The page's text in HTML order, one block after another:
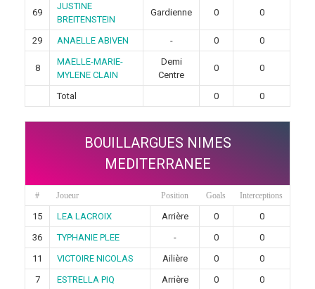
69
JUSTINE
BREITENSTEIN
Gardienne 0 0
29 ANAELLE ABIVEN - 0 0
8
MAELLE-MARIE-
MYLENE CLAIN
Demi
Centre
0 0
Total 0 0
BOUILLARGUES NIMES
MEDITERRANEE
# Joueur Position Goals Interceptions
15 LEA LACROIX Arrière 0
0
36
TYPHANIE PLEE - 0
0
11
VICTOIRE NICOLAS Ailière 0
0
7
ESTRELLA PIQ Arrière 0
0